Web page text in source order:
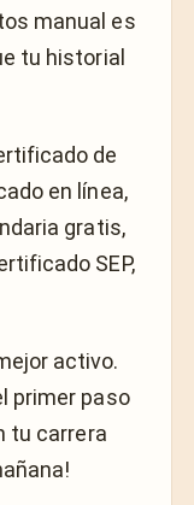
manual es
tu historial
de
en línea,
gratis,
SEP,
activo.
primer paso
tu carrera